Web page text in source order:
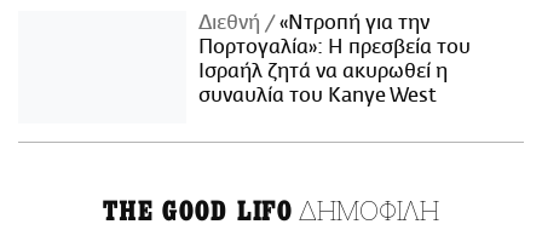
Διεθνή
«Ντροπή για την
Πορτογαλία»: Η πρεσβεία του
Ισραήλ ζητά να ακυρωθεί η
συναυλία του Kanye West
THE GOOD LIFO ΔΗΜΟΦΙΛΗ